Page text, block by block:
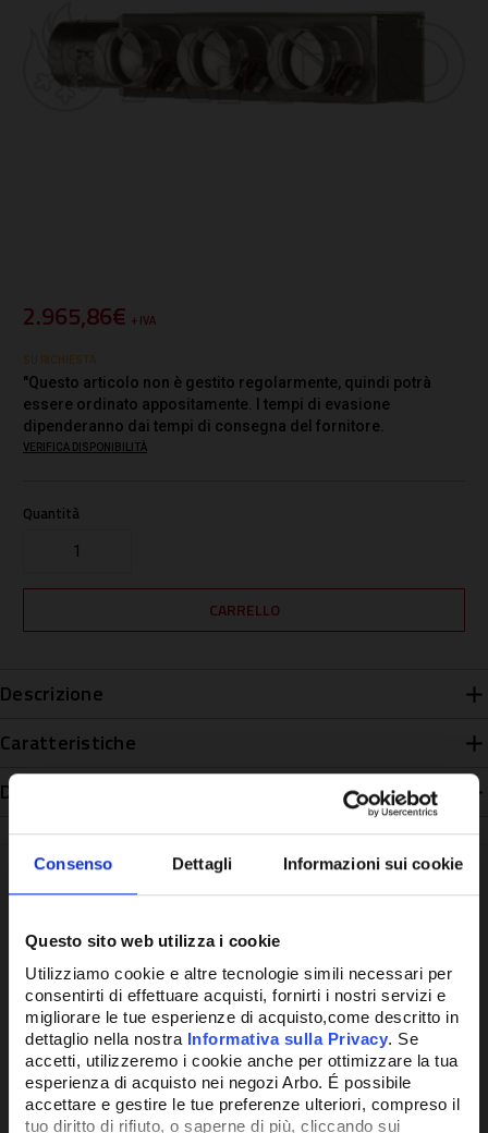
Consenso Dettagli Informazioni sui cookie
Questo sito web utilizza i cookie
Utilizziamo cookie e altre tecnologie simili necessari per
consentirti di effettuare acquisti, fornirti i nostri servizi e
migliorare le tue esperienze di acquisto,come descritto in
dettaglio nella nostra Informativa sulla Privacy. Se
accetti, utilizzeremo i cookie anche per ottimizzare la tua
esperienza di acquisto nei negozi Arbo. É possibile
accettare e gestire le tue preferenze ulteriori, compreso il
tuo diritto di rifiuto, o saperne di più, cliccando sui
2.965,86€ + IVA
SU RICHIESTA
"Questo articolo non è gestito regolarmente, quindi potrà
essere ordinato appositamente. I tempi di evasione
dipenderanno dai tempi di consegna del fornitore.
VERIFICA DISPONIBILITÀ
Quantità
Descrizione
Caratteristiche
Disponibilità
Potrebbe anche interessarti